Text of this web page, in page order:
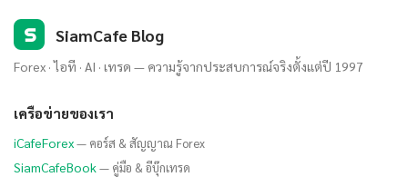
S SiamCafe Blog
Forex · ไอที · AI · เทรด — ความรู้จากประสบการณ์จริงตั้งแต่ปี 1997
เครือข่ายของเรา
iCafeForex— คอร์ส & สัญญาณ Forex
SiamCafeBook— คู่มือ & อีบุ๊กเทรด